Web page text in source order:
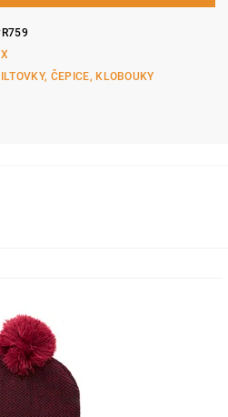
ČEPICE, KLOBOUKY